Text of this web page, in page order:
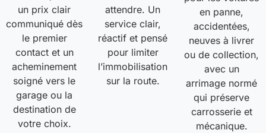
un prix clair
communiqué dès
le premier
contact et un
acheminement
soigné vers le
garage ou la
destination de
votre choix.
attendre. Un
service clair,
réactif et pensé
pour limiter
l’immobilisation
sur la route.
en panne,
accidentées,
neuves à livrer
ou de collection,
avec un
arrimage normé
qui préserve
carrosserie et
mécanique.